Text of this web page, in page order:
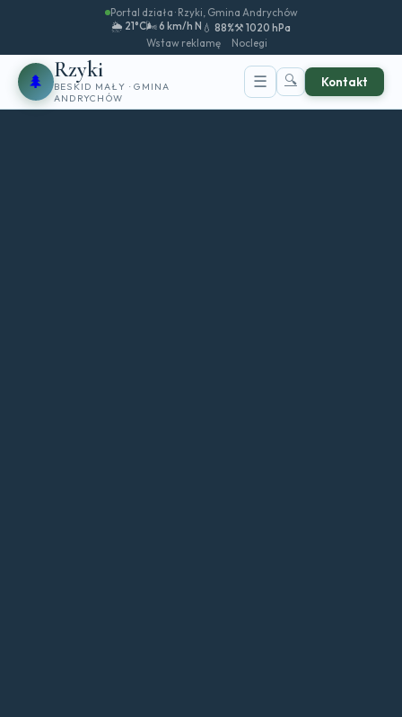
Portal działa · Rzyki, Gmina Andrychów
🌦️ 21°C🌬️ 6 km/h N 💧 88%⚒️ 1020 hPa
Wstaw reklamę
Noclegi
🌲 Rzyki
BESKID MAŁY · GMINA
ANDRYCHÓW
☰ 🔍 Kontakt